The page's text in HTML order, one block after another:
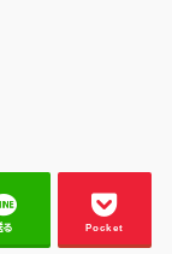
る Pocket